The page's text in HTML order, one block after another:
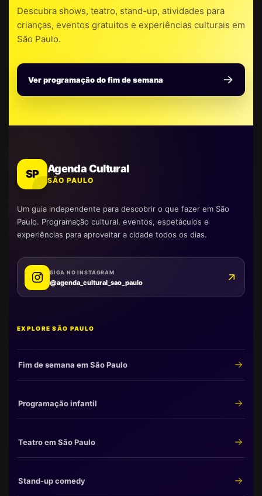
Descubra shows, teatro, stand-up, atividades para
crianças, eventos gratuitos e experiências culturais em
São Paulo.
Ver programação do fim de semana
SP Agenda Cultural
SÃO PAULO
Um guia independente para descobrir o que fazer em São
Paulo. Programação cultural, eventos, espetáculos e
experiências para aproveitar a cidade todos os dias.
SIGA NO INSTAGRAM
@agenda_cultural_sao_paulo
EXPLORE SÃO PAULO
Fim de semana em São Paulo
Programação infantil
Teatro em São Paulo
Stand-up comedy